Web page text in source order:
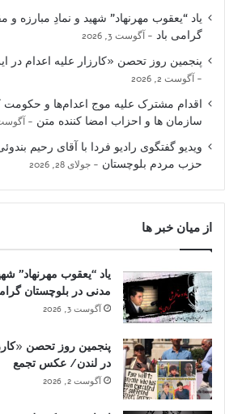
یاد “یعقوب مهرنهاد” شهید و نمادِ مبارزه
گرامی باد
آگوست 3, 2026
پنجمین روز تحصن «کارزار علیه اعدام
آگوست 2, 2026
اقدام مشترک علیه موج اعدام‌ها و حکومت
سازمان ها و احزاب امضا کننده متن
آگوست 1,
ویدیو گفتگوی رادیو فردا با آقای رحیم
حزب مردم بلوچستان
جولای 28, 2026
از میان خبر ها
یاد “یعقوب مهرنهاد”
مدنی در بلوچستان
آگوست 3, 2026
پنجمین روز تحصن
در لندن/ عکس تجمع
آگوست 2, 2026